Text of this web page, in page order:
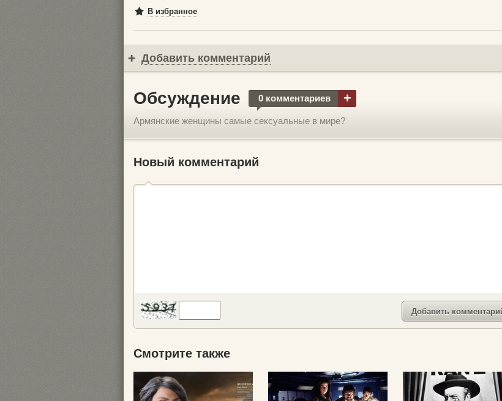
В избранное
Добавить комментарий
Обсуждение 0 комментариев +
Армянские женщины самые сексуальные в мире?
Новый комментарий
Смотрите также